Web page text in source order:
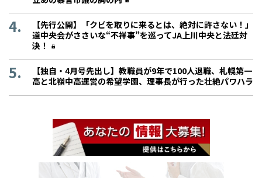
【先行公開】「クビを取りに来るとは、絶対に許さない！」
道中央会がささいな“不祥事”を巡ってJA上川中央と法廷対
決！
【独自・4月号先出し】教職員が9年で100人退職、札幌第一
高と北嶺中高運営の希望学園、理事長が行った壮絶パワハラ